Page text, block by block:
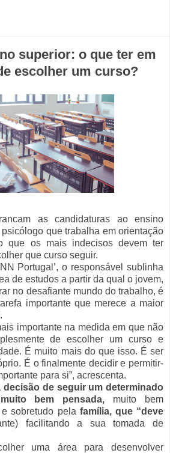
superior: o que ter em
escolher um curso?
as candidaturas ao ensino
que trabalha em orientação
que os mais indecisos devem ter
que curso seguir.
Portugal’, o responsável sublinha
de estudos a partir da qual o jovem,
no desafiante mundo do trabalho, é
importante que merece a maior
importante na medida em que não
de escolher um curso e
É muito mais do que isso. É ser
É o finalmente decidir e permitir-
para si”, acrescenta.
decisão de seguir um determinado
bem pensada,
muito bem
sobretudo pela família, que “deve
facilitando a sua tomada de
uma área para desenvolver